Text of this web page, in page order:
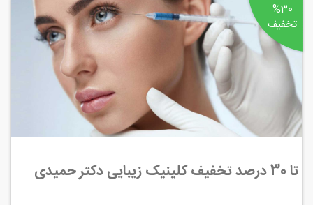
%30
تخفیف
تا 30 درصد تخفیف کلینیک زیبایی دکتر حمیدی